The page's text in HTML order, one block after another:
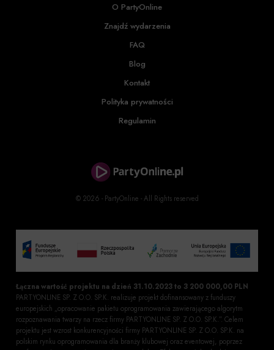
© 2026 - PartyOnline - All Rights reserved
O PartyOnline
Znajdź wydarzenia
FAQ
Blog
Kontakt
Polityka prywatności
Regulamin
Łączna wartość projektu na dzień 31.10.2023 to 3 200 000,00 PLN
PARTYONLINE SP. Z O.O. SP.K. realizuje projekt dofinansowany z funduszy
europejskich „opracowanie pakietu oprogramowania zawierającego algorytm
rozpoznawania twarzy na rzecz firmy PARTYONLINE SP. Z O.O. SP.K.”. Celem
projektu jest wzrost konkurencyjności firmy PARTYONLINE SP. Z O.O. SP.K. na
polskim rynku oprogramowania dla branży klubowej oraz eventowej, poprzez